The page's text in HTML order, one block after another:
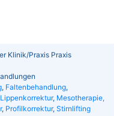
Klinik/Praxis Praxis
, Faltenbehandlung,
Lippenkorrektur, Mesotherapie,
, Profilkorrektur, Stirnlifting